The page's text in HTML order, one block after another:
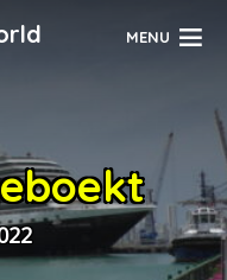
MENU